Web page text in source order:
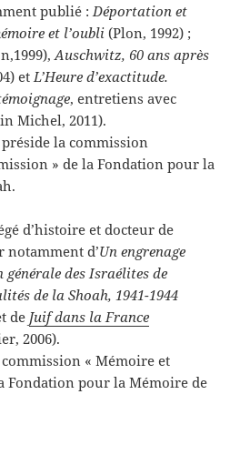
publié :Déportation et
et l’oubli (Plon, 1992) ;
Auschwitz, 60 ans après
etL’Heure d’exactitude.
, entretiens avec
Michel, 2011).
la commission
» de la Fondation pour la
d’histoire et docteur de
notamment d’Un engrenage
générale des Israélites de
de la Shoah, 1941-1944
de Juif dans la France
2006).
« Mémoire et
Fondation pour la Mémoire de